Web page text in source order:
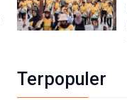
Terpopuler